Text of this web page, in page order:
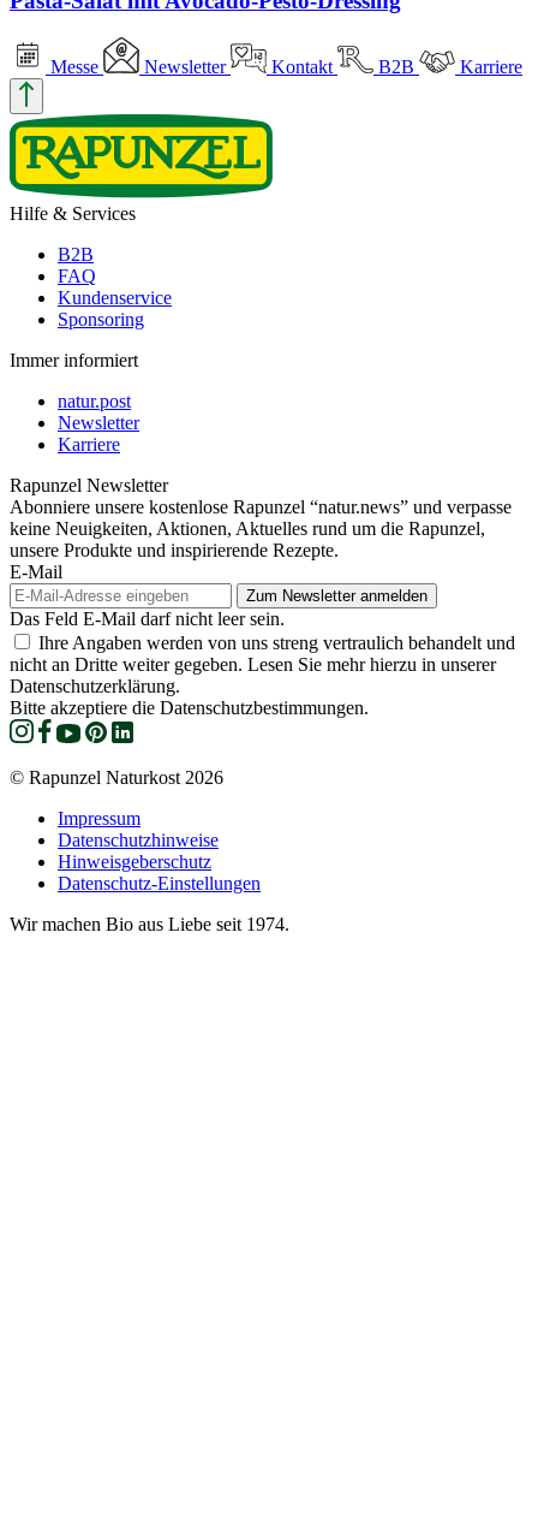
Messe Newsletter Kontakt B2B Karriere
Hilfe & Services
B2B
FAQ
Kundenservice
Sponsoring
Immer informiert
natur.post
Newsletter
Karriere
Rapunzel Newsletter
Abonniere unsere kostenlose Rapunzel “natur.news” und verpasse
keine Neuigkeiten, Aktionen, Aktuelles rund um die Rapunzel,
unsere Produkte und inspirierende Rezepte.
E-Mail
Das Feld E-Mail darf nicht leer sein.
Ihre Angaben werden von uns streng vertraulich behandelt und
nicht an Dritte weiter gegeben. Lesen Sie mehr hierzu in unserer
Datenschutzerklärung.
Bitte akzeptiere die Datenschutzbestimmungen.
© Rapunzel Naturkost 2026
Impressum
Datenschutzhinweise
Hinweisgeberschutz
Datenschutz-Einstellungen
Wir machen Bio aus Liebe seit 1974.